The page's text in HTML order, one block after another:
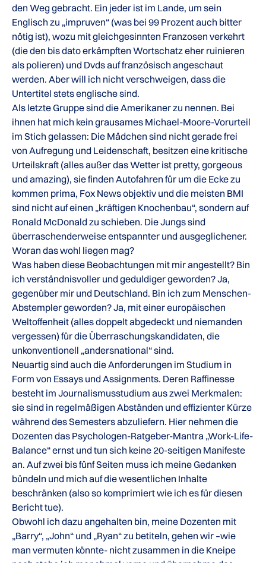
den Weg gebracht. Ein jeder ist im Lande, um sein
Englisch zu „impruven“ (was bei 99 Prozent auch bitter
nötig ist), wozu mit gleichgesinnten Franzosen verkehrt
(die den bis dato erkämpften Wortschatz eher ruinieren
als polieren) und Dvds auf französisch angeschaut
werden. Aber will ich nicht verschweigen, dass die
Untertitel stets englische sind.
Als letzte Gruppe sind die Amerikaner zu nennen. Bei
ihnen hat mich kein grausames Michael-Moore-Vorurteil
im Stich gelassen: Die Mädchen sind nicht gerade frei
von Aufregung und Leidenschaft, besitzen eine kritische
Urteilskraft (alles außer das Wetter ist pretty, gorgeous
und amazing), sie finden Autofahren für um die Ecke zu
kommen prima, Fox News objektiv und die meisten BMI
sind nicht auf einen „kräftigen Knochenbau“, sondern auf
Ronald McDonald zu schieben. Die Jungs sind
überraschenderweise entspannter und ausgeglichener.
Woran das wohl liegen mag?
Was haben diese Beobachtungen mit mir angestellt? Bin
ich verständnisvoller und geduldiger geworden? Ja,
gegenüber mir und Deutschland. Bin ich zum Menschen-
Abstempler geworden? Ja, mit einer europäischen
Weltoffenheit (alles doppelt abgedeckt und niemanden
vergessen) für die Überraschungskandidaten, die
unkonventionell „andersnational“ sind.
Neuartig sind auch die Anforderungen im Studium in
Form von Essays und Assignments. Deren Raffinesse
besteht im Journalismusstudium aus zwei Merkmalen:
sie sind in regelmäßigen Abständen und effizienter Kürze
während des Semesters abzuliefern. Hier nehmen die
Dozenten das Psychologen-Ratgeber-Mantra „Work-Life-
Balance“ ernst und tun sich keine 20-seitigen Manifeste
an. Auf zwei bis fünf Seiten muss ich meine Gedanken
bündeln und mich auf die wesentlichen Inhalte
beschränken (also so komprimiert wie ich es für diesen
Bericht tue).
Obwohl ich dazu angehalten bin, meine Dozenten mit
„Barry“, „John“ und „Ryan“ zu betiteln, gehen wir –wie
man vermuten könnte- nicht zusammen in die Kneipe